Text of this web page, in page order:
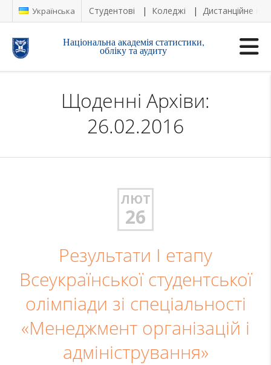
Українська Студентові Коледжі Дистанційне
Національна академія статистики,
обліку та аудиту
Щоденні Архіви:
26.02.2016
ЛЮТ
26
Результати І етапу
Всеукраїнської студентської
олімпіади зі спеціальності
«Менеджмент організацій і
адміністрування»